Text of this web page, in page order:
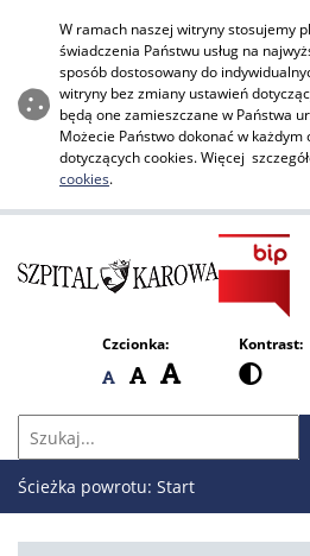
Instrukcja obsługi
Przejdź do menu głównego
Przejdź do głównej zawartości
W ramach naszej witryny stosujemy
świadczenia Państwu usług na
sposób dostosowany do
witryny bez zmiany ustawień
będą one zamieszczane w Państwa
Możecie Państwo dokonać w
dotyczących cookies. Więcej
cookies.
Czcionka:
Czcionka domyślna
Czcionka średnia
Czcionka
Kontrast:
Wyszukiwarka
Szukaj
Ścieżka powrotu: Start